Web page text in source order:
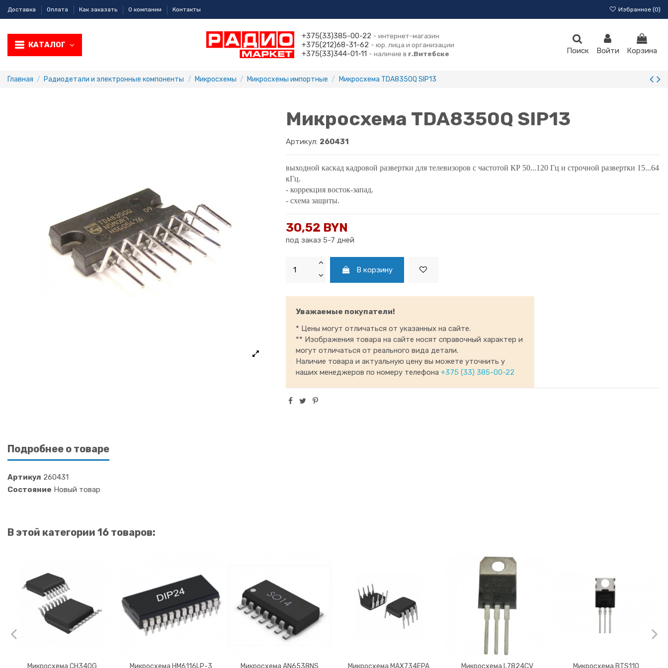
Доставка Оплата Как заказать О компании Контакты Избранное (0)
КАТАЛОГ
+375(33)385-00-22 - интернет-магазин
+375(212)68-31-62 - юр. лица и организации
+375(33)344-01-11 - наличие в г.Витебскe Поиск Войти Корзина
Главная Радиодетали и электронные компоненты Микросхемы Микросхемы импортные Микросхема TDA8350Q SIP13
Микросхема TDA8350Q SIP13
Артикул: 260431
выходной каскад кадровой развертки для телевизоров с частотой КР 50...120 Гц и строчной развертки 15...64
кГц.
- коррекция восток-запад.
- схема защиты.
30,52 BYN
под заказ 5-7 дней
В корзину
Уважаемые покупатели!
* Цены могут отличаться от указанных на сайте.
** Изображения товара на сайте носят справочный характер и
могут отличаться от реального вида детали.
Наличие товара и актуальную цену вы можете уточнить у
наших менеджеров по номеру телефона +375 (33) 385-00-22
Подробнее о товаре
Артикул 260431
Состояние Новый товар
В этой категории 16 товаров:
Микросхема CH340G
Микросхема HM6116LP-3
Микросхема AN6538NS
Микросхема MAX734EPA
Микросхема L7824CV
Микросхема BTS110